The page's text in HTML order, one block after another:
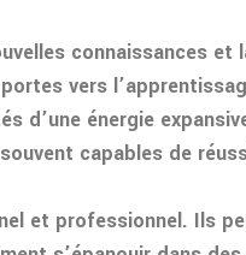
connaissances
vers
d’une énergie
capables de
et professionnel. Ils